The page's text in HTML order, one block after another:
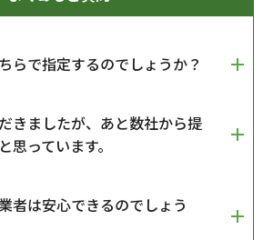
らで指定するのでしょうか？
きましたが、あと数社から提
思っています。
者は安心できるのでしょう